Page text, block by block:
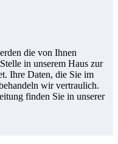
die von Ihnen
in unserem Haus zur
Ihre Daten, die Sie im
wir vertraulich.
finden Sie in unserer